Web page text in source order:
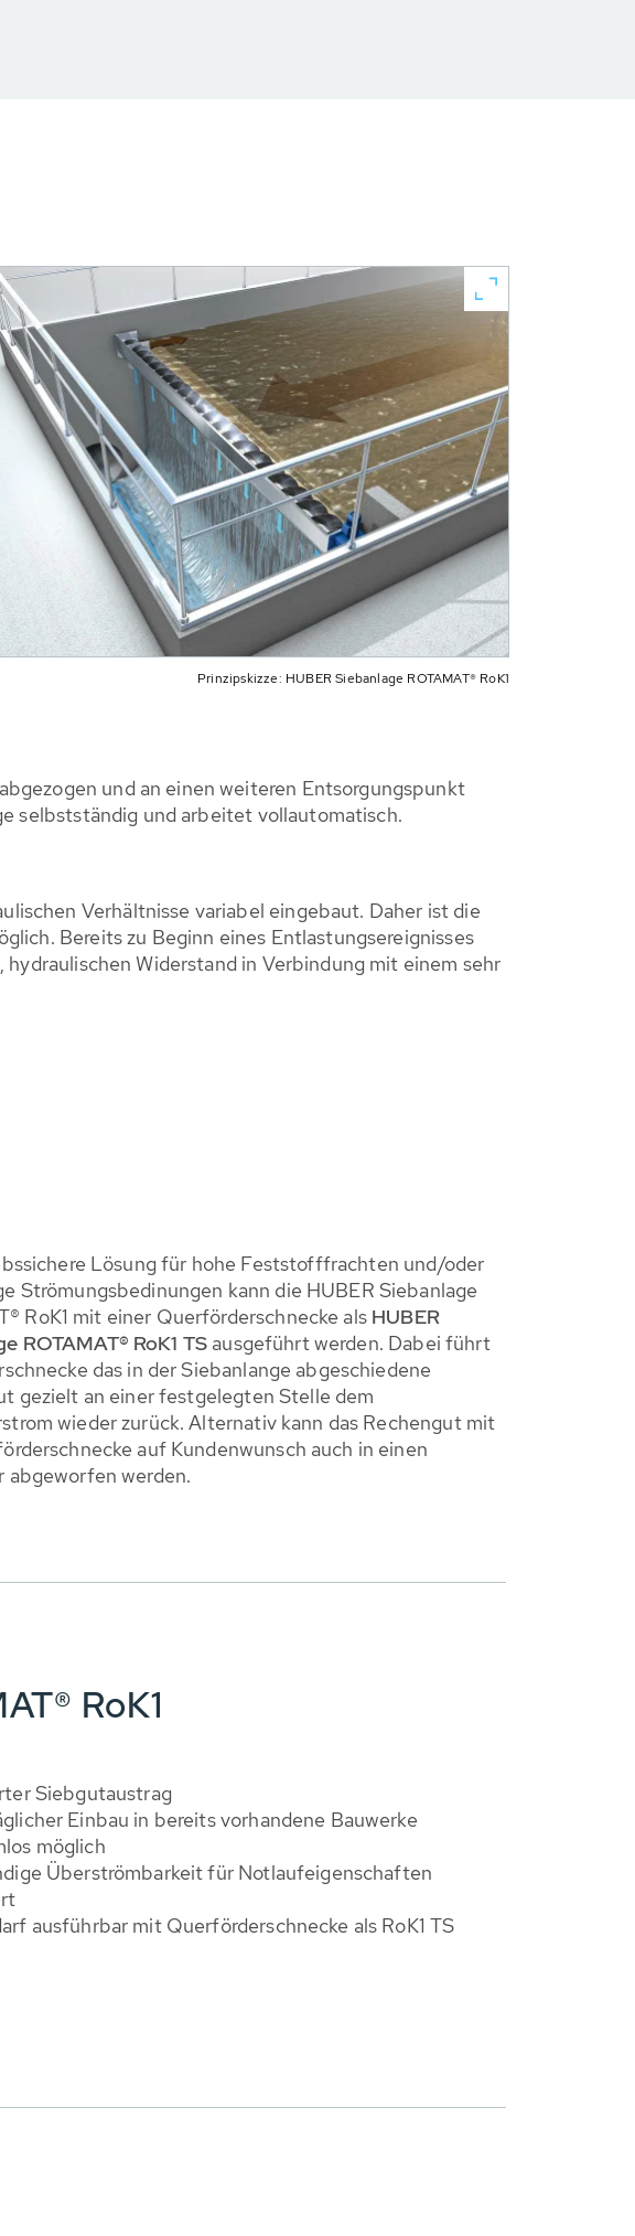
Prinzipskizze: HUBER Siebanlage ROTAMAT® RoK1
und an einen weiteren Entsorgungspunkt
selbstständig und arbeitet vollautomatisch.
Verhältnisse variabel eingebaut. Daher ist die
Bereits zu Beginn eines Entlastungsereignisses
Widerstand in Verbindung mit einem sehr
Lösung für hohe Feststofffrachten und/oder
Strömungsbedinungen kann die HUBER Siebanlage
RoK1 mit einer Querförderschnecke als HUBER
ROTAMAT® RoK1 TS ausgeführt werden. Dabei führt
das in der Siebanlange abgeschiedene
gezielt an einer festgelegten Stelle dem
wieder zurück. Alternativ kann das Rechengut mit
auf Kundenwunsch auch in einen
abgeworfen werden.
RoK1
Siebgutaustrag
Einbau in bereits vorhandene Bauwerke
möglich
Überströmbarkeit für Notlaufeigenschaf­ten
ausführbar mit Querförderschnecke als RoK1 TS